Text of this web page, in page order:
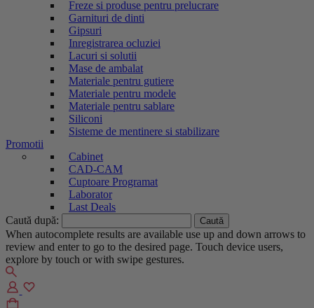
Freze si produse pentru prelucrare
Garnituri de dinti
Gipsuri
Inregistrarea ocluziei
Lacuri si solutii
Mase de ambalat
Materiale pentru gutiere
Materiale pentru modele
Materiale pentru sablare
Siliconi
Sisteme de mentinere si stabilizare
Promotii
Cabinet
CAD-CAM
Cuptoare Programat
Laborator
Last Deals
Caută după:
When autocomplete results are available use up and down arrows to
review and enter to go to the desired page. Touch device users,
explore by touch or with swipe gestures.